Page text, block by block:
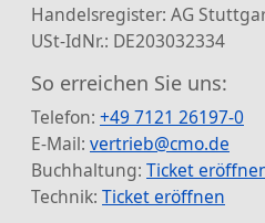
Handelsregister: AG
USt-IdNr.: DE203032334
So erreichen Sie uns:
Telefon: +49 7121 26197-0
E-Mail: vertrieb@cmo.de
Buchhaltung: Ticket
Technik: Ticket eröffnen